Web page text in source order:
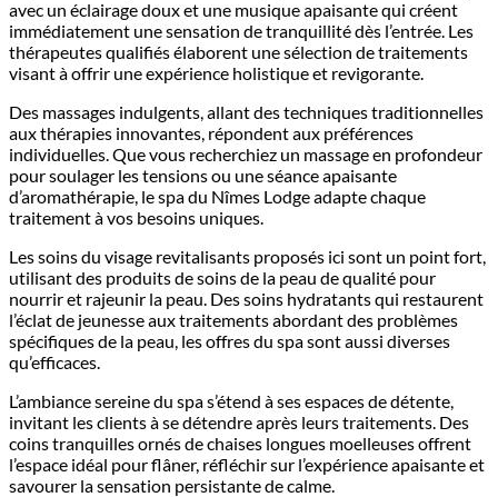
avec un éclairage doux et une musique apaisante qui créent
immédiatement une sensation de tranquillité dès l’entrée. Les
thérapeutes qualifiés élaborent une sélection de traitements
visant à offrir une expérience holistique et revigorante.
Des massages indulgents, allant des techniques traditionnelles
aux thérapies innovantes, répondent aux préférences
individuelles. Que vous recherchiez un massage en profondeur
pour soulager les tensions ou une séance apaisante
d’aromathérapie, le spa du Nîmes Lodge adapte chaque
traitement à vos besoins uniques.
Les soins du visage revitalisants proposés ici sont un point fort,
utilisant des produits de soins de la peau de qualité pour
nourrir et rajeunir la peau. Des soins hydratants qui restaurent
l’éclat de jeunesse aux traitements abordant des problèmes
spécifiques de la peau, les offres du spa sont aussi diverses
qu’efficaces.
L’ambiance sereine du spa s’étend à ses espaces de détente,
invitant les clients à se détendre après leurs traitements. Des
coins tranquilles ornés de chaises longues moelleuses offrent
l’espace idéal pour flâner, réfléchir sur l’expérience apaisante et
savourer la sensation persistante de calme.